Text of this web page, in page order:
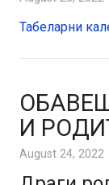
Табеларни
И
August 24, 2022